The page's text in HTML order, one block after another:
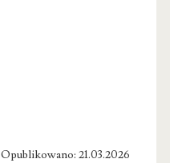
Opublikowano: 21.03.2026